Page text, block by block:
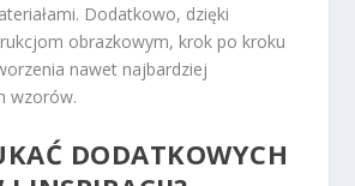
Dodatkowo, dzięki
obrazkowym, krok po kroku
nawet najbardziej
wzorów.
DODATKOWYCH